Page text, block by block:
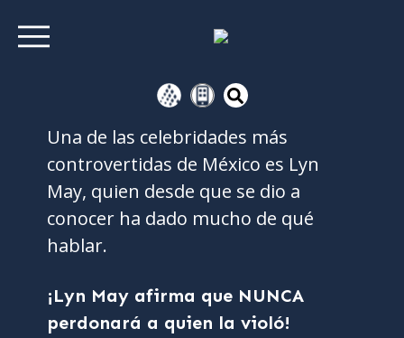
Una de las celebridades más
controvertidas de México es Lyn
May, quien desde que se dio a
conocer ha dado mucho de qué
hablar.
¡Lyn May afirma que NUNCA
perdonará a quien la violó!